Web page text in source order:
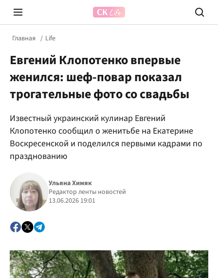
Prosecco Time
Главная Life
Евгений Клопотенко впервые
женился: шеф-повар показал
трогательные фото со свадьбы
Известный украинский кулинар Евгений
Клопотенко сообщил о женитьбе на Екатерине
Воскресенской и поделился первыми кадрами по
празднованию
Ульяна Химяк
Редактор ленты новостей
13.06.2026 19:01